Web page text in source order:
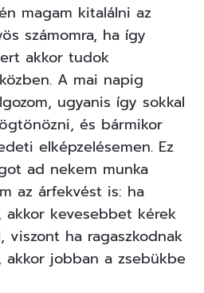
magam kitalálni az
számomra, ha így
akkor tudok
A mai napig
ugyanis így sokkal
és bármikor
elképzelésemen. Ez
ad nekem munka
az árfekvést is: ha
akkor kevesebbet kérek
ha ragaszkodnak
akkor jobban a zsebükbe